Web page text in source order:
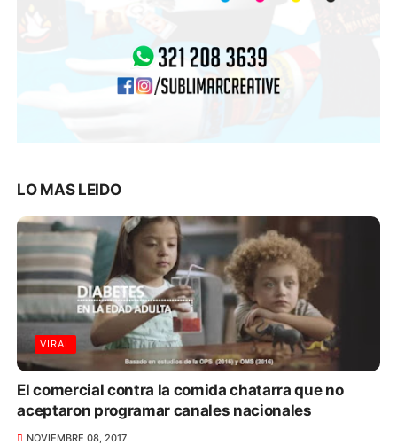
LO MAS LEIDO
VIRAL
El comercial contra la comida chatarra que no
aceptaron programar canales nacionales
NOVIEMBRE 08, 2017